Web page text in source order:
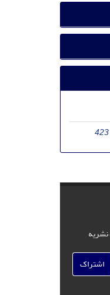
423
نشریه
اشتراک